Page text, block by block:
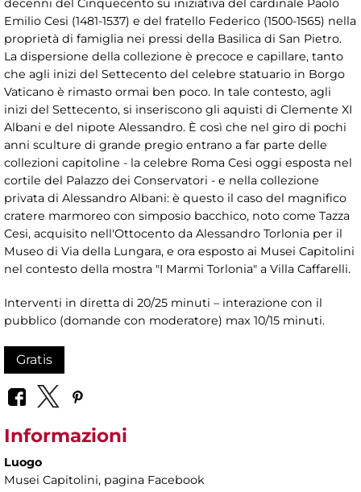
decenni del Cinquecento su iniziativa del cardinale Paolo
Emilio Cesi (1481-1537) e del fratello Federico (1500-1565) nella
proprietà di famiglia nei pressi della Basilica di San Pietro.
La dispersione della collezione è precoce e capillare, tanto
che agli inizi del Settecento del celebre statuario in Borgo
Vaticano è rimasto ormai ben poco. In tale contesto, agli
inizi del Settecento, si inseriscono gli aquisti di Clemente XI
Albani e del nipote Alessandro. È così che nel giro di pochi
anni sculture di grande pregio entrano a far parte delle
collezioni capitoline - la celebre Roma Cesi oggi esposta nel
cortile del Palazzo dei Conservatori - e nella collezione
privata di Alessandro Albani: è questo il caso del magnifico
cratere marmoreo con simposio bacchico, noto come Tazza
Cesi, acquisito nell'Ottocento da Alessandro Torlonia per il
Museo di Via della Lungara, e ora esposto ai Musei Capitolini
nel contesto della mostra "I Marmi Torlonia" a Villa Caffarelli.
Interventi in diretta di 20/25 minuti – interazione con il
pubblico (domande con moderatore) max 10/15 minuti.
Gratis
Informazioni
Luogo
Musei Capitolini, pagina Facebook